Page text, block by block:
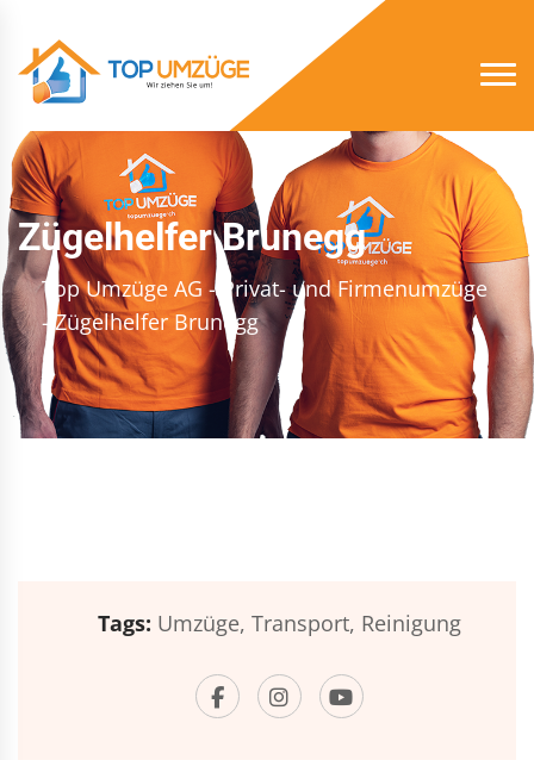
Zügelhelfer Brunegg
Top Umzüge AG - Privat- und Firmenumzüge
- Zügelhelfer Brunegg
Tags: Umzüge, Transport, Reinigung